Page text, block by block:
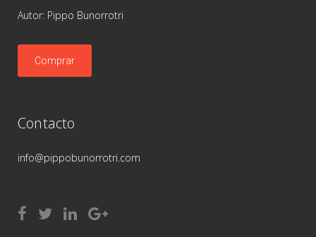
Autor: Pippo Bunorrotri
Comprar
Contacto
info@pippobunorrotri.com